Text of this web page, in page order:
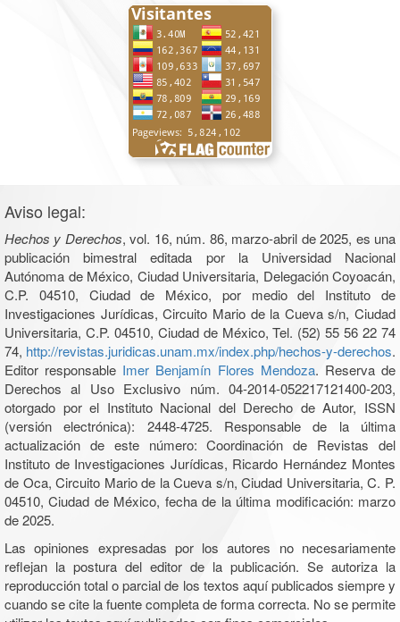
Aviso legal:
Hechos y Derechos, vol. 16, núm. 86, marzo-abril de 2025, es una
publicación bimestral editada por la Universidad Nacional
Autónoma de México, Ciudad Universitaria, Delegación Coyoacán,
C.P. 04510, Ciudad de México, por medio del Instituto de
Investigaciones Jurídicas, Circuito Mario de la Cueva s/n, Ciudad
Universitaria, C.P. 04510, Ciudad de México, Tel. (52) 55 56 22 74
74, http://revistas.juridicas.unam.mx/index.php/hechos-y-derechos.
Editor responsable Imer Benjamín Flores Mendoza. Reserva de
Derechos al Uso Exclusivo núm. 04-2014-052217121400-203,
otorgado por el Instituto Nacional del Derecho de Autor, ISSN
(versión electrónica): 2448-4725. Responsable de la última
actualización de este número: Coordinación de Revistas del
Instituto de Investigaciones Jurídicas, Ricardo Hernández Montes
de Oca, Circuito Mario de la Cueva s/n, Ciudad Universitaria, C. P.
04510, Ciudad de México, fecha de la última modificación: marzo
de 2025.
Las opiniones expresadas por los autores no necesariamente
reflejan la postura del editor de la publicación. Se autoriza la
reproducción total o parcial de los textos aquí publicados siempre y
cuando se cite la fuente completa de forma correcta. No se permite